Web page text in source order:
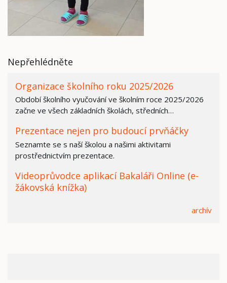
Nepřehlédněte
Organizace školního roku 2025/2026
Období školního vyučování ve školním roce 2025/2026
začne ve všech základních školách, středních…
Prezentace nejen pro budoucí prvňáčky
Seznamte se s naší školou a našimi aktivitami
prostřednictvím prezentace.
Videoprůvodce aplikací Bakaláři Online (e-
žákovská knížka)
archív